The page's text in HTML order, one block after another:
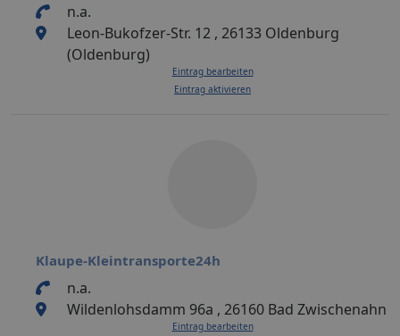
n.a.
Leon-Bukofzer-Str. 12 , 26133 Oldenburg
(Oldenburg)
Eintrag bearbeiten
Eintrag aktivieren
Klaupe-Kleintransporte24h
n.a.
Wildenlohsdamm 96a , 26160 Bad Zwischenahn
Eintrag bearbeiten